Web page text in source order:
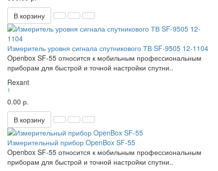
В корзину
Измеритель уровня сигнала спутникового ТВ SF-9505 12-1104
Openbox SF-55 относится к мобильным профессиональным
приборам для быстрой и точной настройки спутни..
Rexant
1
0.00 р.
В корзину
Измерительный прибор OpenBox SF-55
Openbox SF-55 относится к мобильным профессиональным
приборам для быстрой и точной настройки спутни..